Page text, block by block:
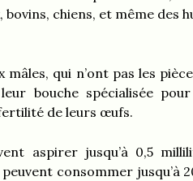
bovins, chiens, et même
qui n’ont pas les
bouche spécialisée
de leurs œufs.
aspirer jusqu’à 0,5
peuvent consommer jusqu’à